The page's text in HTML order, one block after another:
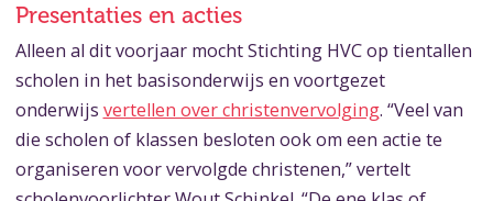
Presentaties en acties
Alleen al dit voorjaar mocht Stichting HVC op tientallen
scholen in het basisonderwijs en voortgezet
onderwijs vertellen over christenvervolging. “Veel van
die scholen of klassen besloten ook om een actie te
organiseren voor vervolgde christenen,” vertelt